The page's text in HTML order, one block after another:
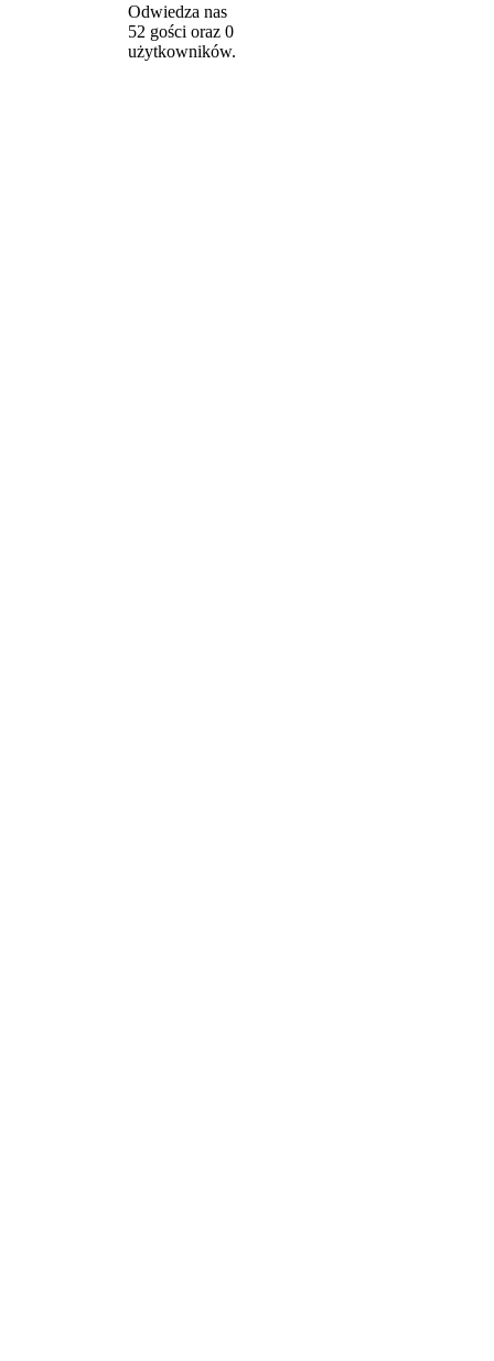
Odwiedza nas
52 gości oraz 0
użytkowników.